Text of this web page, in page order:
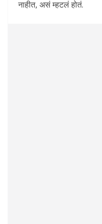
नाहीत, असं म्हटलं होतं.